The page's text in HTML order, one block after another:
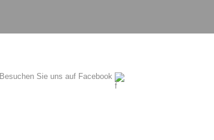
Besuchen Sie uns auf Facebook